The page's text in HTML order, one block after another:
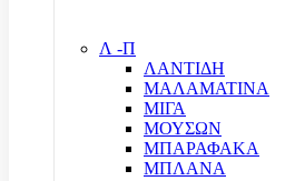
Λ -Π
ΛΑΝΤΙΔΗ
ΜΑΛΑΜΑΤΙΝΑ
ΜΙΓΑ
ΜΟΥΣΩΝ
ΜΠΑΡΑΦΑΚΑ
ΜΠΛΑΝΑ